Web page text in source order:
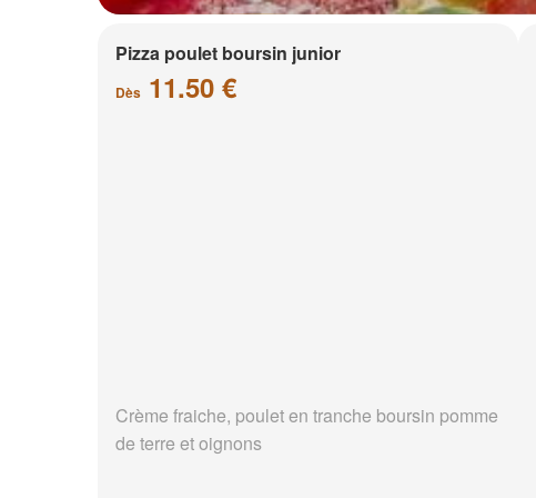
Pizza poulet boursin junior
Dès 11.50 €
Crème fraiche, poulet en tranche boursin pomme
de terre et oignons